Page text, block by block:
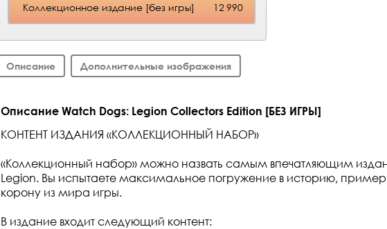
Коллекционное издание [без игры] 12 990
Описание Дополнительные изображения
Описание Watch Dogs: Legion Collectors Edition [БЕЗ ИГРЫ]
КОНТЕНТ ИЗДАНИЯ «КОЛЛЕКЦИОННЫЙ НАБОР»
«Коллекционный набор» можно назвать самым впечатляющим
Legion. Вы испытаете максимальное погружение в историю,
корону из мира игры.
В издание входит следующий контент: